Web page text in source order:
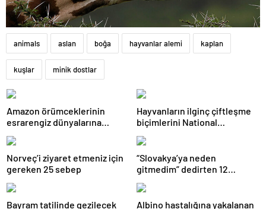
animals aslan boğa hayvanlar alemi kaplan
kuşlar minik dostlar
Amazon örümceklerinin
esrarengiz dünyalarına
Hayvanların ilginç çiftleşme
biçimlerini National
Norveç’i ziyaret etmeniz için
gereken 25 sebep
“Slovakya’ya neden
gitmedim” dedirten 12
Bayram tatilinde gezilecek
Albino hastalığına yakalanan